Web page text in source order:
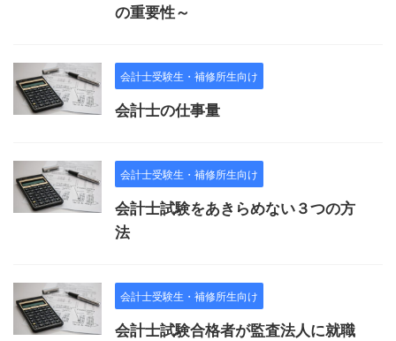
の重要性～
会計士受験生・補修所生向け
会計士の仕事量
会計士受験生・補修所生向け
会計士試験をあきらめない３つの方
法
会計士受験生・補修所生向け
会計士試験合格者が監査法人に就職